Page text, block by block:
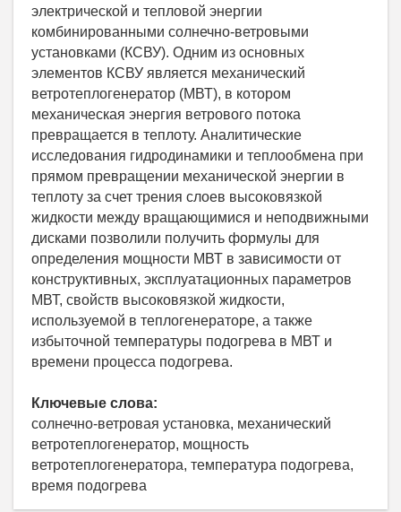
электрической и тепловой энергии
комбинированными солнечно-ветровыми
установками (КСВУ). Одним из основных
элементов КСВУ является механический
ветротеплогенератор (МВТ), в котором
механическая энергия ветрового потока
превращается в теплоту. Аналитические
исследования гидродинамики и теплообмена при
прямом превращении механической энергии в
теплоту за счет трения слоев высоковязкой
жидкости между вращающимися и неподвижными
дисками позволили получить формулы для
определения мощности МВТ в зависимости от
конструктивных, эксплуатационных параметров
МВТ, свойств высоковязкой жидкости,
используемой в теплогенераторе, а также
избыточной температуры подогрева в МВТ и
времени процесса подогрева.
Ключевые слова:
солнечно-ветровая установка, механический
ветротеплогенератор, мощность
ветротеплогенератора, температура подогрева,
время подогрева